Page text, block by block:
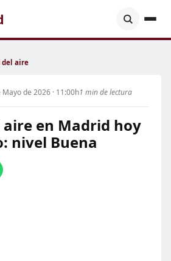
del aire
Mayo de 2026 · 11:00h1 min de lectura
aire en Madrid hoy
nivel Buena